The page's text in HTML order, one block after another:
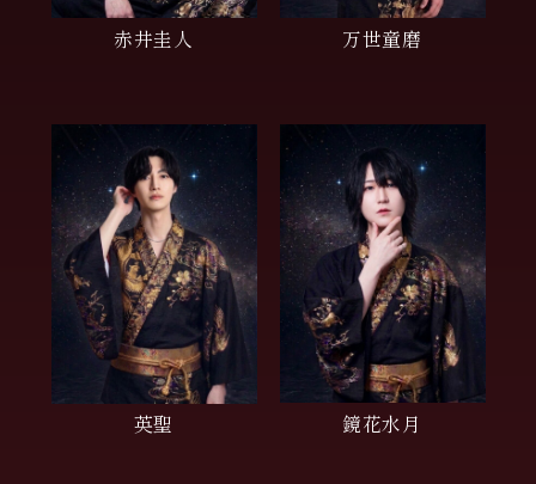
赤井圭人 万世童磨
英聖 鏡花水月